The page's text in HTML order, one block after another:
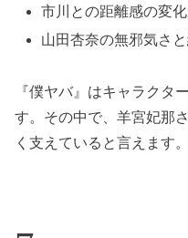
市川との距離感の変
山田杏奈の無邪気さ
『僕ヤバ』はキャラクタ
す。その中で、羊宮妃那
く支えていると言えます。